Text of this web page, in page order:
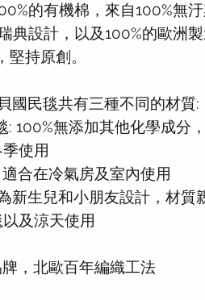
的有機棉，來自100%無
典設計，以及100%的歐洲
持原創。
國民毯共有三種不同的材質:
: 100%無添加其他化學成分
使用
合在冷氣房及室內使用
新生兒和小朋友設計，材質
及涼天使用
牌，北歐百年編織工法